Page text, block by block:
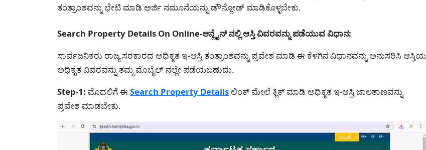
ತಂತ್ರಾಂಶವನ್ನು ಭೇಟಿ ಮಾಡಿ ಅರ್ಜಿ ನಮೂನೆಯನ್ನು ಡೌನ್ಲೋಡ್ ಮಾಡಿಕೊಳ್ಳಬೇಕು.
Search Property Details On Online-ಆನ್ಲೈನ್ ನಲ್ಲಿ ಆಸ್ತಿ ವಿವರವನ್ನು ಪಡೆಯುವ ವಿಧಾನ:
ಸಾರ್ವಜನಿಕರು ರಾಜ್ಯ ಸರಕಾರದ ಅಧಿಕೃತ ಇ-ಆಸ್ತಿ ತಂತ್ರಾಂಶವನ್ನು ಪ್ರವೇಶ ಮಾಡಿ ಈ ಕೆಳಗಿನ ವಿಧಾನವನ್ನು ಅನುಸರಿಸಿ ಆಸ್ತಿಯ
ಅಧಿಕೃತ ವಿವರವನ್ನು ತಮ್ಮ ಮೊಬೈಲ್ ನಲ್ಲೇ ಪಡೆಯಬಹುದು.
Step-1: ಮೊದಲಿಗೆ ಈ Search Property Details ಲಿಂಕ್ ಮೇಲೆ ಕ್ಲಿಕ್ ಮಾಡಿ ಅಧಿಕೃತ ಇ-ಆಸ್ತಿ ಜಾಲತಾಣವನ್ನು
ಪ್ರವೇಶ ಮಾಡಬೇಕು.